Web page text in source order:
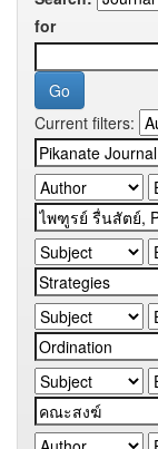
for
Current filters: